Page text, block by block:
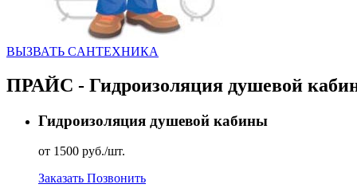
ВЫЗВАТЬ CАНТЕХНИКА
ПРАЙС - Гидроизоляция душевой
Гидроизоляция душевой кабины
от 1500 руб./шт.
Заказать Позвонить